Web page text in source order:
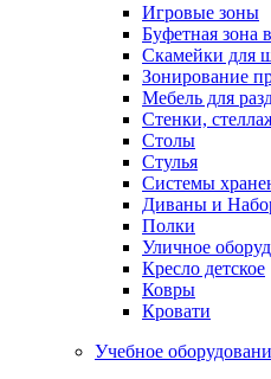
Игровые зоны
Буфетная зона
Скамейки для
Зонирование
Мебель для
Стенки,
Столы
Стулья
Системы
Диваны и
Полки
Уличное
Кресло детское
Ковры
Кровати
Учебное